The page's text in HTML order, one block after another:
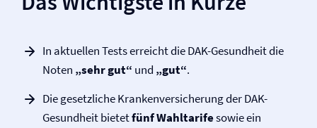
In aktuellen Tests erreicht die DAK-Gesundheit die
Noten „sehr gut“ und „gut“.
Die gesetzliche Kranken­versicherung der DAK-
Gesundheit bietetfünf Wahltarifesowie ein